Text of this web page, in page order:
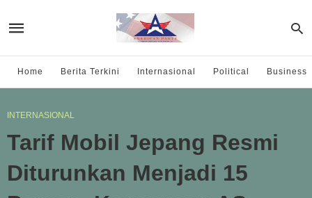
Home Berita Terkini Internasional Political Business
INTERNASIONAL
Tarif Mobil Jepang Resmi
Diturunkan Menjadi 15